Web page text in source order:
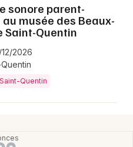
sonore parent-
musée des Beaux-
Saint-Quentin
2026
Quentin